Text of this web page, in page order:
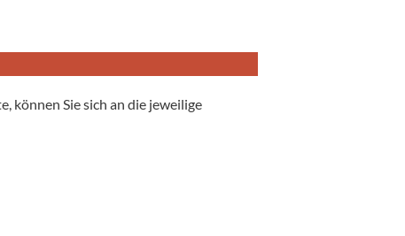
können Sie sich an die jeweilige